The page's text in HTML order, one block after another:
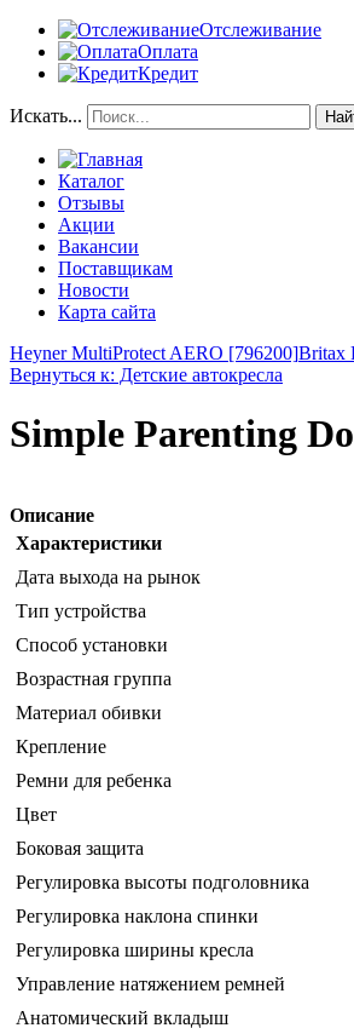
Отслеживание
Оплата
Кредит
Искать...
Каталог
Отзывы
Акции
Вакансии
Поставщикам
Новости
Карта сайта
Heyner MultiProtect AERO [796200]Britax
Вернуться к: Детские автокресла
Simple Parenting
Описание
Характеристики
Дата выхода на рынок
Тип устройства
Способ установки
Возрастная группа
Материал обивки
Крепление
Ремни для ребенка
Цвет
Боковая защита
Регулировка высоты подголовника
Регулировка наклона спинки
Регулировка ширины кресла
Управление натяжением ремней
Анатомический вкладыш